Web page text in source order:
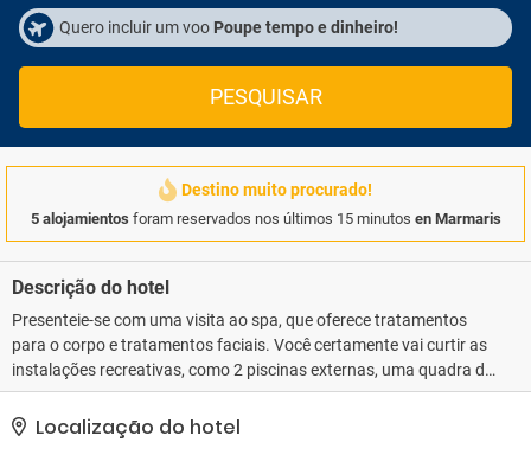
Quero incluir um voo Poupe tempo e dinheiro!
PESQUISAR
Destino muito procurado!
5 alojamientos foram reservados nos últimos 15 minutos en Marmaris
Descrição do hotel
Presenteie-se com uma visita ao spa, que oferece tratamentos
para o corpo e tratamentos faciais. Você certamente vai curtir as
instalações recreativas, como 2 piscinas externas, uma quadra de
tênis externa e uma sauna seca. Esta propriedade também
oferece serviço de babá (sobretaxa), loja de presentes/banca de
jornal e cabeleireiro. Com o traslado de cortesia fica fácil dar um
Localização do hotel